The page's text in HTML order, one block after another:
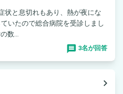
状と息切れもあり、熱が夜にな
いたので総合病院を受診しまし
数...
3名が回答
navigate_next